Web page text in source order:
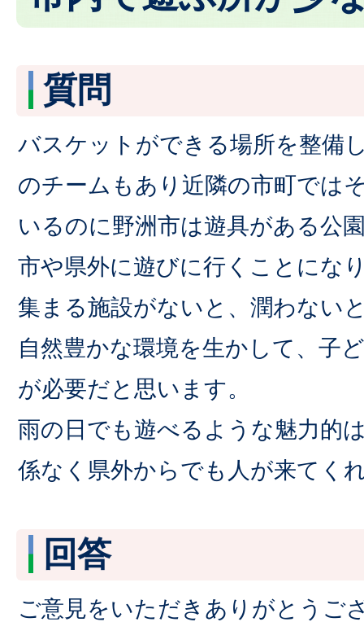
質問
バスケットができる場所を整備
のチームもあり近隣の市町では
いるのに野洲市は遊具がある公
市や県外に遊びに行くことにな
集まる施設がないと、潤わない
自然豊かな環境を生かして、子
が必要だと思います。
雨の日でも遊べるような魅力的
係なく県外からでも人が来てく
回答
ご意見をいただきありがとうご